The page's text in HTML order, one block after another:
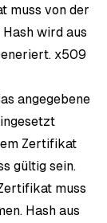
muss von der
wird aus
x509
angegebene
Zertifikat
gültig sein.
muss
Hash aus